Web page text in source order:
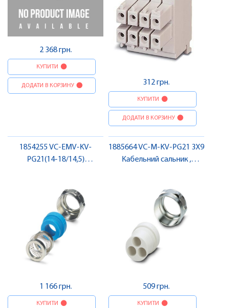
2 368 грн.
КУПИТИ
ДОДАТИ В КОРЗИНУ 312 грн.
КУПИТИ
ДОДАТИ В КОРЗИНУ
1854255 VC-EMV-KV-
PG21(14-18/14,5)
1 166 грн.
КУПИТИ
1885664 VC-M-KV-PG21 3X9
Кабельний сальник ,
509 грн.
КУПИТИ